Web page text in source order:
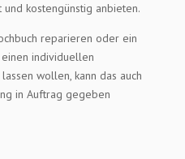
kostengünstig anbieten.
reparieren oder ein
einen individuellen
wollen, kann das auch
in Auftrag gegeben